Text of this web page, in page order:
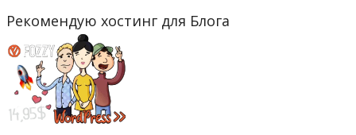
Рекомендую хостинг для Блога